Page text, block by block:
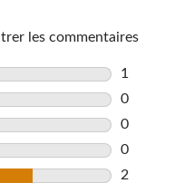
les commentaires
1
1
0
0
0
0
0
0
2